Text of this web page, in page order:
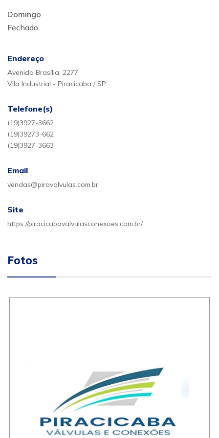
Domingo
:
Fechado
Endereço
Avenida Brasília, 2277
Vila Industrial - Piracicaba / SP
Telefone(s)
(19)3927-3662
(19)39273-662
(19)3927-3663
Email
vendas@piravalvulas.com.br
Site
https://piracicabavalvulasconexoes.com.br/
Fotos